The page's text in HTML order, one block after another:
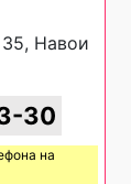
Навои
30
на